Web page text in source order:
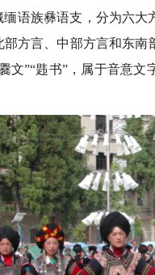
语族彝语支，分为六
方言、中部方言和东
文”“韪书”，属于音意